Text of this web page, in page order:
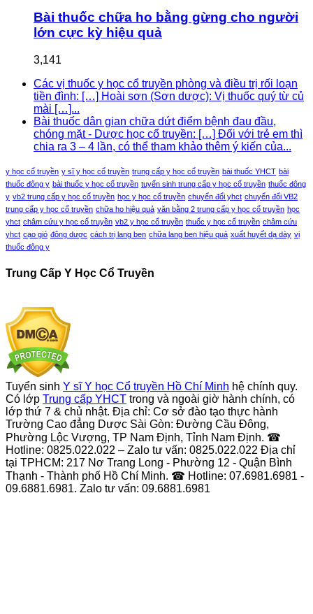
Bài thuốc chữa ho bằng gừng cho người
lớn cực kỳ hiệu quả
3,141
Các vị thuốc y học cổ truyền phòng và điều trị rối loạn
tiền đình: […] Hoài sơn (Sơn dược): Vị thuốc quý từ củ
mài […]...
Bài thuốc dân gian chữa dứt điểm bệnh đau đầu,
chóng mặt - Dược học cổ truyền: […] Đối với trẻ em thì
chia ra 3 – 4 lần, có thể tham khảo thêm ý kiến của...
y học cổ truyền y sĩ y học cổ truyền trung cấp y học cổ truyền bài thuốc YHCT bài
thuốc đông y bài thuốc y học cổ truyền tuyển sinh trung cấp y học cổ truyền thuốc đông
y vb2 trung cấp y học cổ truyền học y học cổ truyền chuyển đổi yhct chuyển đổi VB2
trung cấp y học cổ truyền chữa ho hiệu quả văn bằng 2 trung cấp y học cổ truyền học
yhct châm cứu y học cổ truyền vb2 y học cổ truyền thuốc y học cổ truyền châm cứu
yhct cạo gió đông dược cách trị lang ben chữa lang ben hiệu quả xuất huyết dạ dày vị
thuốc đông y
Trung Cấp Y Học Cổ Truyền
Tuyển sinh Y sĩ Y học Cổ truyền Hồ Chí Minh hệ chính quy.
Có lớp Trung cấp YHCT trong và ngoài giờ hành chính, có
lớp thứ 7 & chủ nhật. Địa chỉ: Cơ sở đào tạo thực hành
Trường Cao đẳng Dược Sài Gòn: Đường Cầu Đông,
Phường Lộc Vượng, TP Nam Định, Tỉnh Nam Định. ☎
Hotline: 0825.022.022 – Zalo tư vấn: 0825.022.022 Địa chỉ
tại TPHCM: 217 Nơ Trang Long - Phường 12 - Quận Bình
Thạnh - Thành phố Hồ Chí Minh. ☎ Hotline: 07.6981.6981 -
09.6881.6981. Zalo tư vấn: 09.6881.6981